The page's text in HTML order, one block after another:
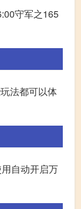
守军之165
法都可以体
自动开启万